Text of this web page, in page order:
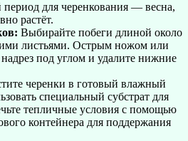
для черенкования — весна,
растёт.
Выбирайте побеги длиной около
листьями. Острым ножом или
надрез под углом и удалите нижние
черенки в готовый влажный
специальный субстрат для
тепличные условия с помощью
контейнера для поддержания